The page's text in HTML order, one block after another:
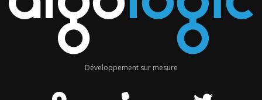
Développement sur mesure